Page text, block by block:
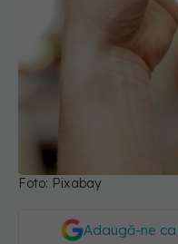
Foto: Pixabay
Adaugă-ne